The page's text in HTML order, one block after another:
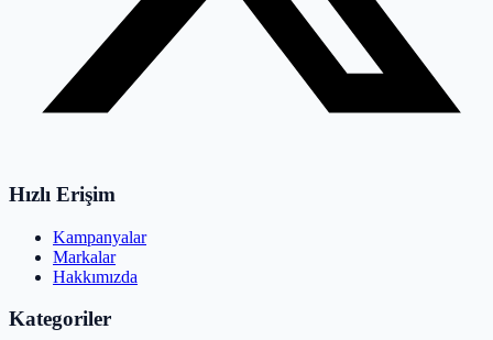
Hızlı Erişim
Kampanyalar
Markalar
Hakkımızda
Kategoriler